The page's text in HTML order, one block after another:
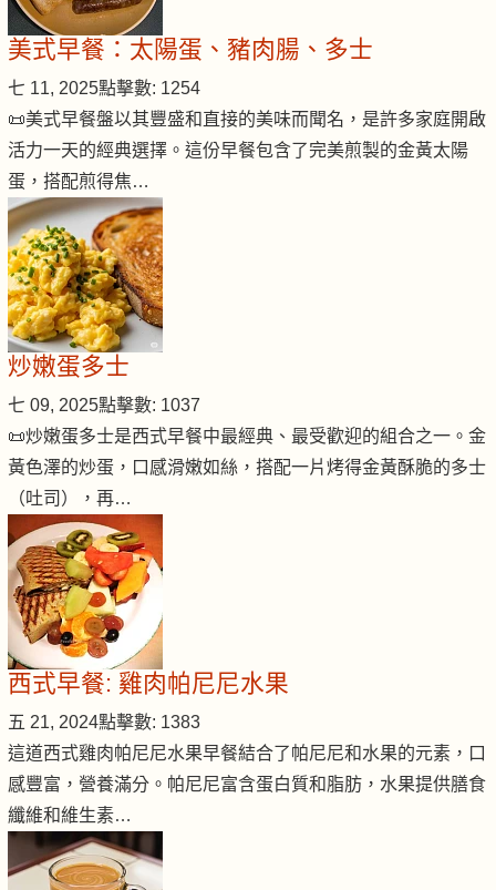
美式早餐：太陽蛋、豬肉腸、多士
七 11, 2025點擊數: 1254
📜美式早餐盤以其豐盛和直接的美味而聞名，是許多家庭開啟
活力一天的經典選擇。這份早餐包含了完美煎製的金黃太陽
蛋，搭配煎得焦…
炒嫩蛋多士
七 09, 2025點擊數: 1037
📜炒嫩蛋多士是西式早餐中最經典、最受歡迎的組合之一。金
黃色澤的炒蛋，口感滑嫩如絲，搭配一片烤得金黃酥脆的多士
（吐司），再…
西式早餐: 雞肉帕尼尼水果
五 21, 2024點擊數: 1383
這道西式雞肉帕尼尼水果早餐結合了帕尼尼和水果的元素，口
感豐富，營養滿分。帕尼尼富含蛋白質和脂肪，水果提供膳食
纖維和維生素…